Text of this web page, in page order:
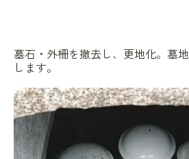
墓石・外柵を撤去し、更地化。墓
します。